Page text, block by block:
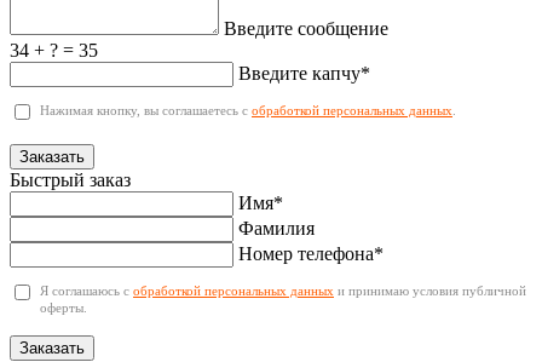
Введите сообщение
34 + ? = 35
Введите капчу*
Нажимая кнопку, вы соглашаетесь с обработкой персональных данных
Заказать
Быстрый заказ
Имя*
Фамилия
Номер телефона*
Я соглашаюсь с обработкой персональных данных и принимаю условия публичной
оферты.